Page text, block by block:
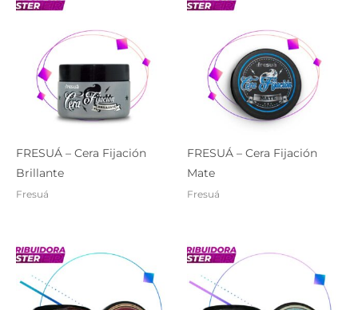
FRESUÁ – Cera Fijación
Brillante
Fresuá
FRESUÁ – Cera Fijación
Mate
Fresuá